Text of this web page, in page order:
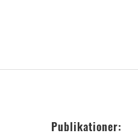
Publikationer: